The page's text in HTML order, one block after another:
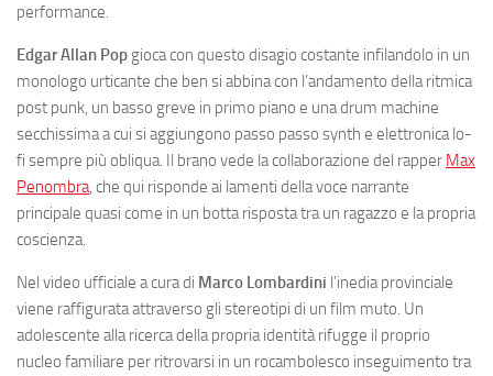
performance.
Edgar Allan Pop gioca con questo disagio costante infilandolo in un
monologo urticante che ben si abbina con l’andamento della ritmica
post punk, un basso greve in primo piano e una drum machine
secchissima a cui si aggiungono passo passo synth e elettronica lo-
fi sempre più obliqua. Il brano vede la collaborazione del rapper Max
Penombra, che qui risponde ai lamenti della voce narrante
principale quasi come in un botta risposta tra un ragazzo e la propria
coscienza.
Nel video ufficiale a cura di Marco Lombardini l’inedia provinciale
viene raffigurata attraverso gli stereotipi di un film muto. Un
adolescente alla ricerca della propria identità rifugge il proprio
nucleo familiare per ritrovarsi in un rocambolesco inseguimento tra